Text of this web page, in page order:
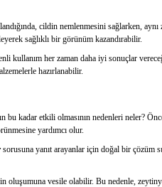
cildin nemlenmesini sağlarken, aynı
sağlıklı bir görünüm kazandırabilir.
kullanım her zaman daha iyi sonuçlar
hazırlanabilir.
kadar etkili olmasının nedenleri neler?
yardımcı olur.
sorusuna yanıt arayanlar için doğal bir çözüm
vesile olabilir. Bu nedenle,